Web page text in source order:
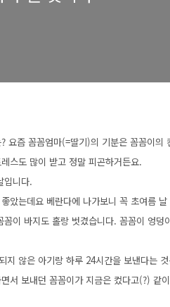
요즘 꼼꼼엄마(=딸기)의 기분은 꼼꼼이의
스도 많이 받고 정말 피곤하거든요.
입니다.
았는데요 베란다에 나가보니 꼭 초여름 날
이 바지도 홀랑 벗겼습니다. 꼼꼼이 엉덩
지 않은 아기랑 하루 24시간을 보낸다는
서 보내던 꼼꼼이가 지금은 컸다고(?) 같